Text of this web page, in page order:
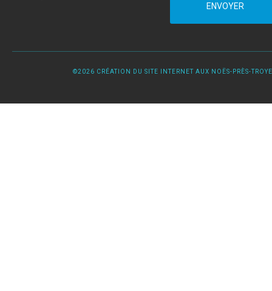
ENVOYER
©2026 CRÉATION DU SITE INTERNET AUX NOËS-PRÈS-